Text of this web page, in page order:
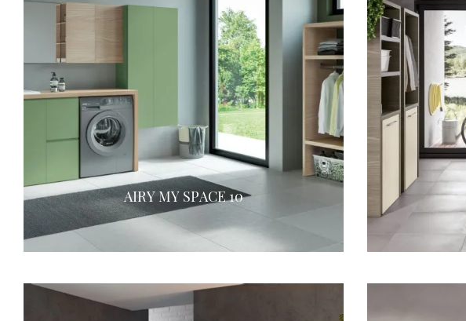
AIRY MY SPACE 10